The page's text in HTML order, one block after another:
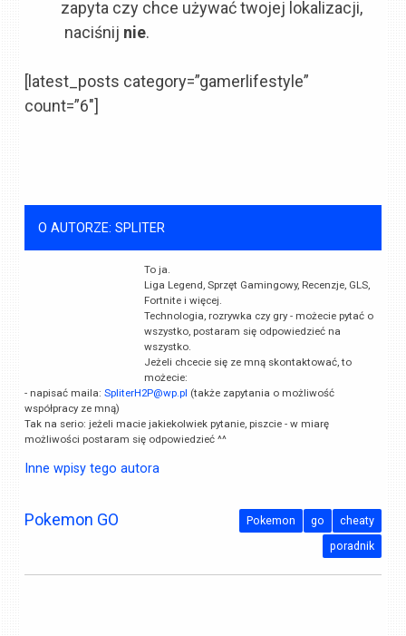
zapyta czy chce używać twojej lokalizacji,
naciśnij nie.
[latest_posts category=”gamerlifestyle”
count=”6″]
O AUTORZE: SPLITER
To ja.
Liga Legend, Sprzęt Gamingowy, Recenzje, GLS,
Fortnite i więcej.
Technologia, rozrywka czy gry - możecie pytać o
wszystko, postaram się odpowiedzieć na
wszystko.
Jeżeli chcecie się ze mną skontaktować, to
możecie:
- napisać maila:SpliterH2P@wp.pl (także zapytania o możliwość
współpracy ze mną)
Tak na serio: jeżeli macie jakiekolwiek pytanie, piszcie - w miarę
możliwości postaram się odpowiedzieć ^^
Inne wpisy tego autora
Pokemon GO cheaty
go
Pokemon
poradnik